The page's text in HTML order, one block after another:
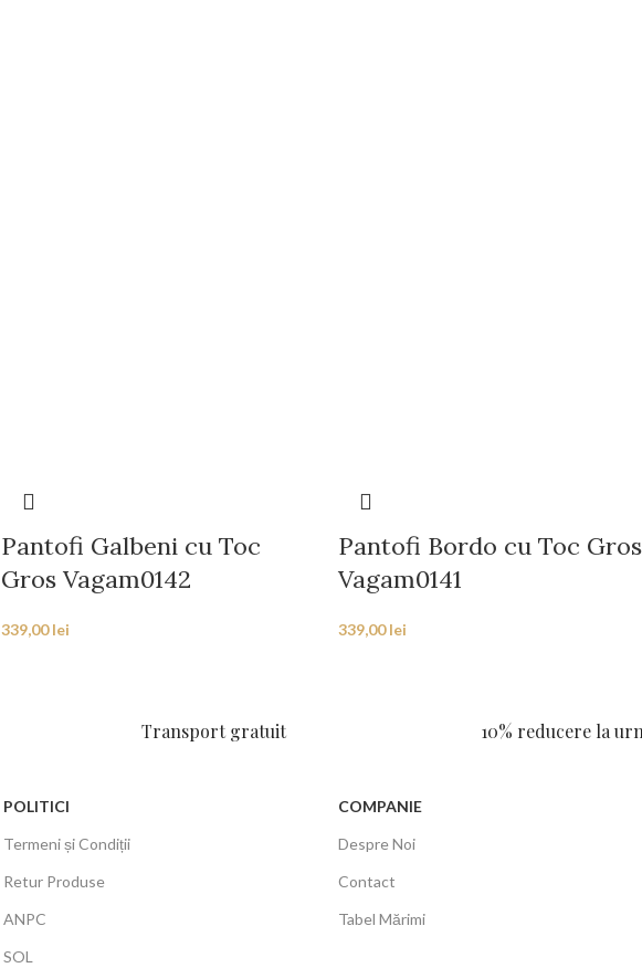
Pantofi Galbeni cu Toc
Gros Vagam0142
339,00lei
Pantofi Bordo cu Toc Gros
Vagam0141
339,00lei
Transport gratuit 10% reducere la
POLITICI
Termeni și Condiții
Retur Produse
ANPC
SOL
COMPANIE
Despre Noi
Contact
Tabel Mărimi